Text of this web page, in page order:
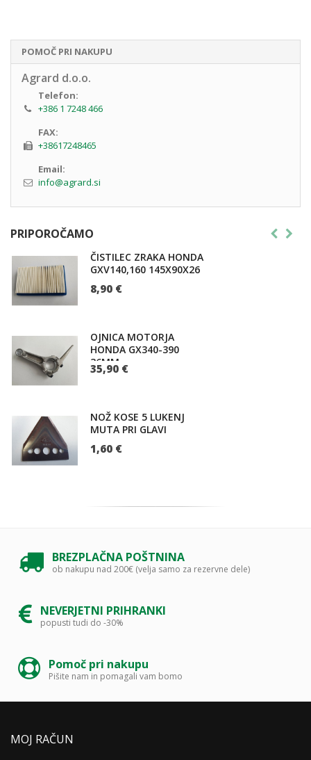
POMOČ PRI NAKUPU
Agrard d.o.o.
Telefon:
+386 1 7248 466
FAX:
+38617248465
Email:
info@agrard.si
PRIPOROČAMO
ČISTILEC ZRAKA HONDA
GXV140,160 145X90X26
8,90 €
OJNICA MOTORJA
HONDA GX340-390
36MM
35,90 €
NOŽ KOSE 5 LUKENJ
MUTA PRI GLAVI
1,60 €
BREZPLAČNA POŠTNINA
ob nakupu nad 200€ (velja samo za rezervne dele)
NEVERJETNI PRIHRANKI
popusti tudi do -30%
Pomoč pri nakupu
Pišite nam in pomagali vam bomo
MOJ RAČUN